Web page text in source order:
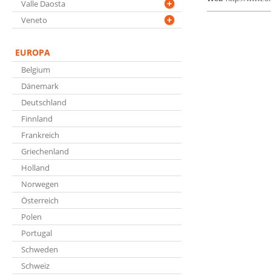
Valle Daosta
Veneto
EUROPA
Belgium
Dänemark
Deutschland
Finnland
Frankreich
Griechenland
Holland
Norwegen
Österreich
Polen
Portugal
Schweden
Schweiz